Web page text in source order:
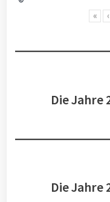
« ‹
Die Jahre
Die Jahre